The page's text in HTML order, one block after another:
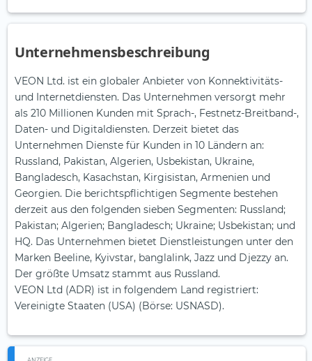
Unternehmensbeschreibung
VEON Ltd. ist ein globaler Anbieter von Konnektivitäts-
und Internetdiensten. Das Unternehmen versorgt mehr
als 210 Millionen Kunden mit Sprach-, Festnetz-Breitband-,
Daten- und Digitaldiensten. Derzeit bietet das
Unternehmen Dienste für Kunden in 10 Ländern an:
Russland, Pakistan, Algerien, Usbekistan, Ukraine,
Bangladesch, Kasachstan, Kirgisistan, Armenien und
Georgien. Die berichtspflichtigen Segmente bestehen
derzeit aus den folgenden sieben Segmenten: Russland;
Pakistan; Algerien; Bangladesch; Ukraine; Usbekistan; und
HQ. Das Unternehmen bietet Dienstleistungen unter den
Marken Beeline, Kyivstar, banglalink, Jazz und Djezzy an.
Der größte Umsatz stammt aus Russland.
VEON Ltd (ADR) ist in folgendem Land registriert:
Vereinigte Staaten (USA) (Börse: USNASD).